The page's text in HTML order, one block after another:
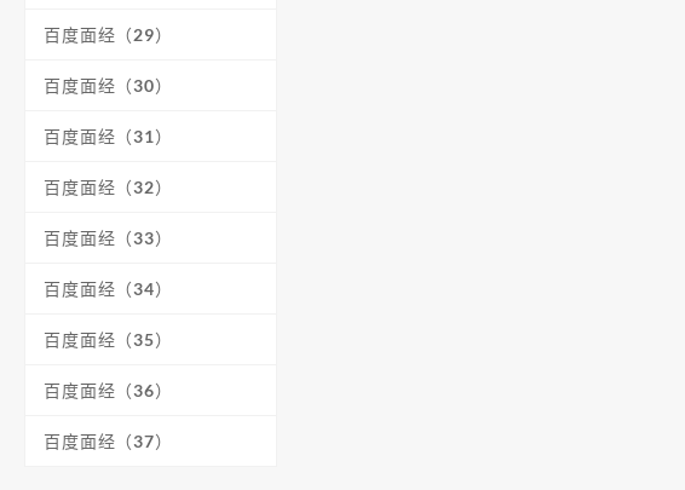
百度面经（29）
百度面经（30）
百度面经（31）
百度面经（32）
百度面经（33）
百度面经（34）
百度面经（35）
百度面经（36）
百度面经（37）